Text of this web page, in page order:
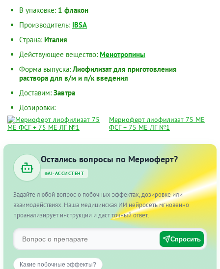
В упаковке: 1 флакон
Производитель: IBSA
Страна: Италия
Действующее вещество: Менотропины
Форма выпуска:Лиофилизат для приготовления
раствора для в/м и п/к введения
Доставим: Завтра
Дозировки:
Мериоферт лиофилизат 75 МЕ
ФСГ + 75 МЕ ЛГ №1
Остались вопросы по Мериоферт?
AI-АССИСТЕНТ
Задайте любой вопрос о побочных эффектах, дозировке или
взаимодействиях. Наша медицинская ИИ нейросеть мгновенно
проанализирует инструкции и даст точный ответ.
Спросить
Какие побочные эффекты?